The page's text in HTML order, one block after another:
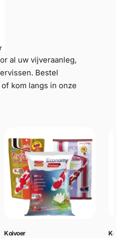
al uw vijveraanleg,
Bestel
kom langs in onze
Koivoer